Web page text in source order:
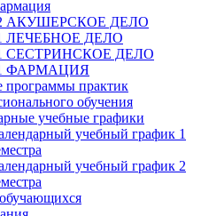
АКУШЕРСКОЕ ДЕЛО
ЛЕЧЕБНОЕ ДЕЛО
СЕСТРИНСКОЕ ДЕЛО
ФАРМАЦИЯ
программы практик
обучения
учебные графики
учебный график 1
учебный график 2